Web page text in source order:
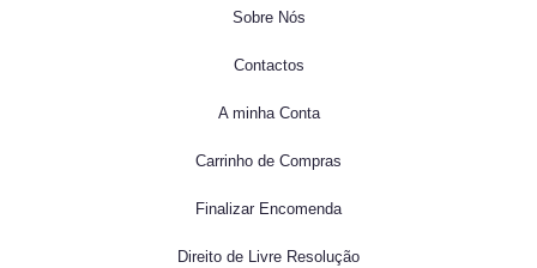
Sobre Nós
Contactos
A minha Conta
Carrinho de Compras
Finalizar Encomenda
Direito de Livre Resolução